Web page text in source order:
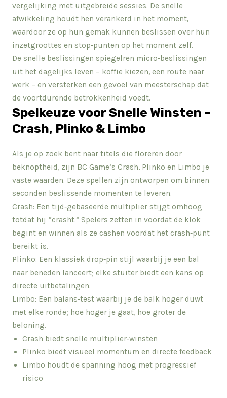
vergelijking met uitgebreide sessies. De snelle
afwikkeling houdt hen verankerd in het moment,
waardoor ze op hun gemak kunnen beslissen over hun
inzetgroottes en stop‑punten op het moment zelf.
De snelle beslissingen spiegelren micro‑beslissingen
uit het dagelijks leven – koffie kiezen, een route naar
werk – en versterken een gevoel van meesterschap dat
de voortdurende betrokkenheid voedt.
Spelkeuze voor Snelle Winsten –
Crash, Plinko & Limbo
Als je op zoek bent naar titels die floreren door
beknoptheid, zijn BC Game’s Crash, Plinko en Limbo je
vaste waarden. Deze spellen zijn ontworpen om binnen
seconden beslissende momenten te leveren.
Crash: Een tijd‑gebaseerde multiplier stijgt omhoog
totdat hij “crasht.” Spelers zetten in voordat de klok
begint en winnen als ze cashen voordat het crash‑punt
bereikt is.
Plinko: Een klassiek drop‑pin stijl waarbij je een bal
naar beneden lanceert; elke stuiter biedt een kans op
directe uitbetalingen.
Limbo: Een balans‑test waarbij je de balk hoger duwt
met elke ronde; hoe hoger je gaat, hoe groter de
beloning.
Crash biedt snelle multiplier‑winsten
Plinko biedt visueel momentum en directe feedback
Limbo houdt de spanning hoog met progressief
risico